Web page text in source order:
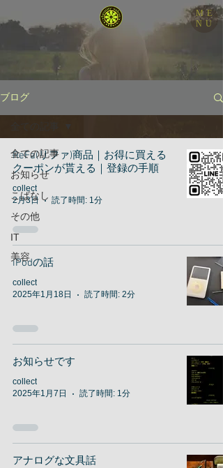
ME
NU
ブログ
全ての記事
お知らせ
こばなし
その他
IT
美容
ReFa(リファ)商品｜お得に買える
クーポンが貰える｜登録の手順
collect
2月3日
読了時間: 1分
iPodの話
collect
2025年1月18日
読了時間: 2分
お知らせです
collect
2025年1月7日
読了時間: 1分
アナログな文具話